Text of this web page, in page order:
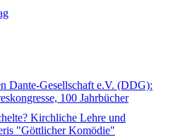
Dante-Gesellschaft e.V. (DDG):
100 Jahrbücher
Kirchliche Lehre und
"Göttlicher Komödie"